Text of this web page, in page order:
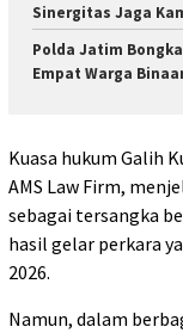
Sinergitas Jaga
Polda Jatim
Empat Warga
Kuasa hukum Galih
AMS Law Firm,
sebagai tersangka
hasil gelar perkara
2026.
Namun, dalam